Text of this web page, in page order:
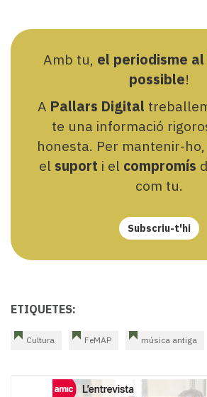
Amb tu, el periodisme
possible!
A Pallars Digital
te una informació
honesta. Per mantenir-
el suport i el compromís
com tu.
Subscriu-t'hi
ETIQUETES:
Cultura FeMAP música antiga